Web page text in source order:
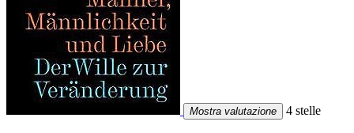
Mostra valutazione 4 stelle